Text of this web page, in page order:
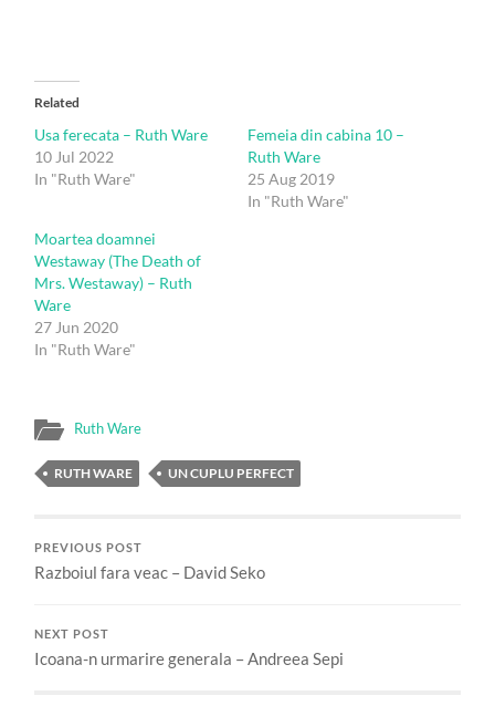
Related
Usa ferecata – Ruth Ware
10 Jul 2022
In "Ruth Ware"
Femeia din cabina 10 –
Ruth Ware
25 Aug 2019
In "Ruth Ware"
Moartea doamnei
Westaway (The Death of
Mrs. Westaway) – Ruth
Ware
27 Jun 2020
In "Ruth Ware"
Ruth Ware
RUTH WARE UN CUPLU PERFECT
PREVIOUS POST
Razboiul fara veac – David Seko
NEXT POST
Icoana-n urmarire generala – Andreea Sepi